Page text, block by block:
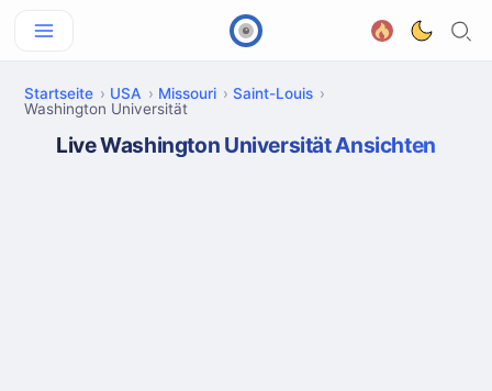
Startseite USA Missouri
Saint-Louis
Washington Universität
Live Washington Universität Ansichten